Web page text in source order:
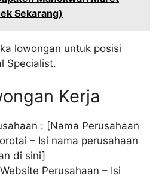
Sekarang)
lowongan untuk posisi
Specialist.
Kerja
: [Nama Perusahaan
– Isi nama perusahaan
di sini]
Perusahaan – Isi